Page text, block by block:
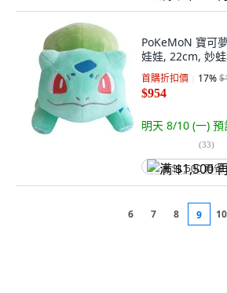
PoKeMoN 寶可
娃娃, 22cm, 妙
首購折扣價 17%
$954
明天 8/10 (一) 預
(33)
满 $1,500 再省
6 7 8 9 10